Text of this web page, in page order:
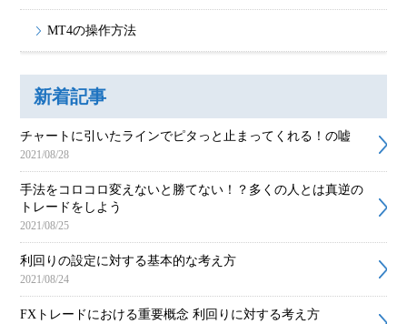
MT4の操作方法
新着記事
チャートに引いたラインでピタっと止まってくれる！の嘘
2021/08/28
手法をコロコロ変えないと勝てない！？多くの人とは真逆の
トレードをしよう
2021/08/25
利回りの設定に対する基本的な考え方
2021/08/24
FXトレードにおける重要概念 利回りに対する考え方